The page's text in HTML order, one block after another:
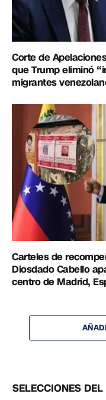
Corte de
que Trump eliminó
migrantes
Carteles de
Diosdado Cabello
centro de Madrid,
SELECCIONES